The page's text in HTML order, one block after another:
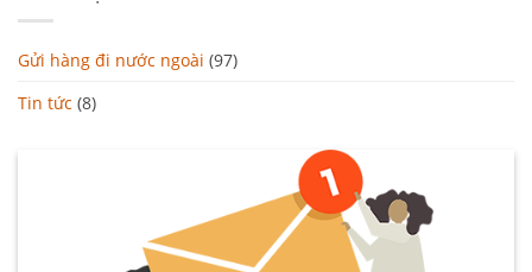
Gửi hàng đi nước ngoài (97)
Tin tức (8)